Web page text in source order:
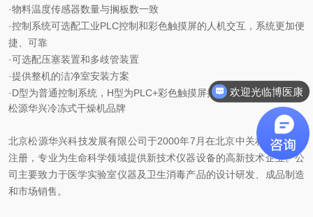
·物料温度传感器数量与搁板数一致
·控制系统可选配工业PLC控制和彩色触摸屏的人机交互，系统更加便
捷、可靠
·可选配压塞装置和多歧管装置
·提供整机的洁净室安装方案
·D型为普通控制系统，H型为PLC+彩色触摸屏控制系统
松源华兴冷冻式干燥机品牌
北京松源华兴科技发展有限公司于2000年7月在北京中关村科技园区
注册，专业为生命科学领域提供新技术仪器设备的高新技术企业。公
司主要致力于医学实验室仪器及卫生消毒产品的设计研发、成品制造
和市场销售。
需要咨询什么